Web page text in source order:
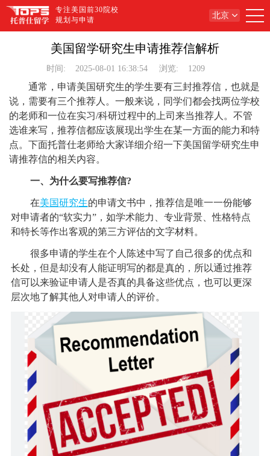
专注美国前30院校
规划与申请
北京
美国留学研究生申请推荐信解析
时间: 2025-08-01 16:38:54 浏览: 1209
通常，申请美国研究生的学生要有三封推荐信，也就是
说，需要有三个推荐人。一般来说，同学们都会找两位学校
的老师和一位在实习/科研过程中的上司来当推荐人。不管
选谁来写，推荐信都应该展现出学生在某一方面的能力和特
点。下面托普仕老师给大家详细介绍一下美国留学研究生申
请推荐信的相关内容。
一、为什么要写推荐信?
在美国研究生的申请文书中，推荐信是唯一一份能够
对申请者的“软实力”，如学术能力、专业背景、性格特点
和特长等作出客观的第三方评估的文字材料。
很多申请的学生在个人陈述中写了自己很多的优点和
长处，但是却没有人能证明写的都是真的，所以通过推荐
信可以来验证申请人是否真的具备这些优点，也可以更深
层次地了解其他人对申请人的评价。